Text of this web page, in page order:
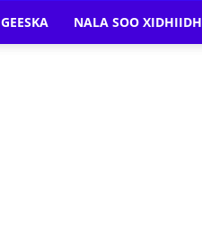
NALA SOO XIDHIIDH